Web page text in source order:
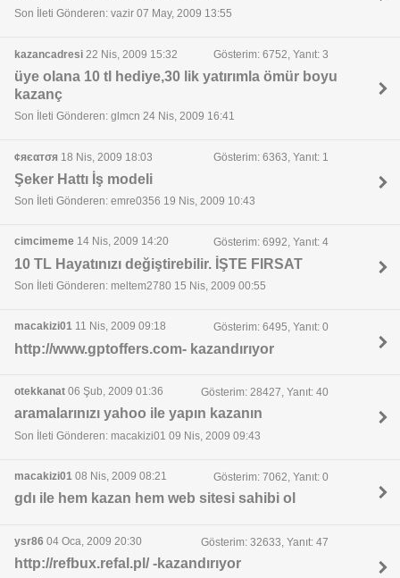
Son İleti Gönderen: vazir 07 May, 2009 13:55
kazancadresi 22 Nis, 2009 15:32 Gösterim: 6752, Yanıt: 3
üye olana 10 tl hediye,30 lik yatırımla ömür boyu
kazanç
Son İleti Gönderen: glmcn 24 Nis, 2009 16:41
¢яєαтσя 18 Nis, 2009 18:03 Gösterim: 6363, Yanıt: 1
Şeker Hattı İş modeli
Son İleti Gönderen: emre0356 19 Nis, 2009 10:43
cimcimeme 14 Nis, 2009 14:20 Gösterim: 6992, Yanıt: 4
10 TL Hayatınızı değiştirebilir. İŞTE FIRSAT
Son İleti Gönderen: meltem2780 15 Nis, 2009 00:55
macakizi01 11 Nis, 2009 09:18 Gösterim: 6495, Yanıt: 0
http://www.gptoffers.com- kazandırıyor
otekkanat 06 Şub, 2009 01:36 Gösterim: 28427, Yanıt: 40
aramalarınızı yahoo ile yapın kazanın
Son İleti Gönderen: macakizi01 09 Nis, 2009 09:43
macakizi01 08 Nis, 2009 08:21 Gösterim: 7062, Yanıt: 0
gdı ile hem kazan hem web sitesi sahibi ol
ysr86 04 Oca, 2009 20:30 Gösterim: 32633, Yanıt: 47
http://refbux.refal.pl/ -kazandırıyor